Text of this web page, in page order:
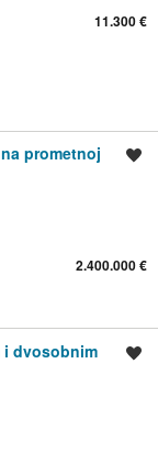
11.300 €
prometnoj
2.400.000 €
i dvosobnim